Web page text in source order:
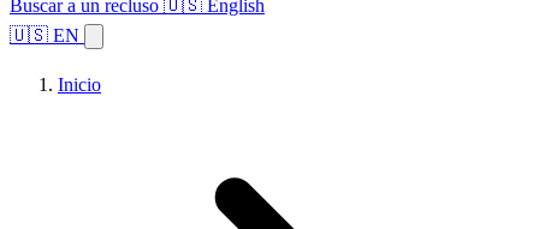
Buscar a un recluso 🇺🇸 English
🇺🇸 EN
Inicio